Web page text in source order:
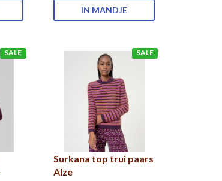
IN MANDJE
SALE SALE
Surkana top trui paars
Alze